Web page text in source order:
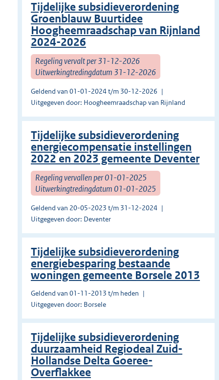
Tijdelijke subsidieverordening
Groenblauw Buurtidee
Hoogheemraadschap van Rijnland
2024-2026
Regeling vervalt per 31-12-2026
Uitwerkingtredingdatum 31-12-2026
Geldend van 01-01-2024 t/m 30-12-2026
Uitgegeven door: Hoogheemraadschap van Rijnland
Tijdelijke subsidieverordening
energiecompensatie instellingen
2022 en 2023 gemeente Deventer
Regeling vervallen per 01-01-2025
Uitwerkingtredingdatum 01-01-2025
Geldend van 20-05-2023 t/m 31-12-2024
Uitgegeven door: Deventer
Tijdelijke subsidieverordening
energiebesparing bestaande
woningen gemeente Borsele 2013
Geldend van 01-11-2013 t/m heden
Uitgegeven door: Borsele
Tijdelijke subsidieverordening
duurzaamheid Regiodeal Zuid-
Hollandse Delta Goeree-
Overflakkee